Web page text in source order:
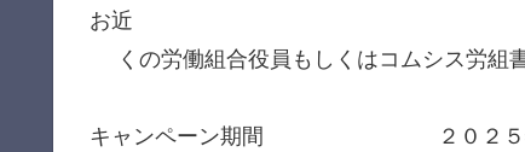
お近
くの労働組合役員もしくはコムシス労組
キャンペーン期間 ２０２５年６